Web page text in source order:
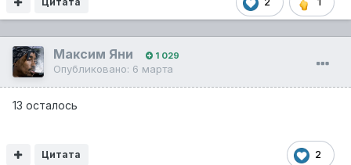
Максим Яни 1 029
Опубликовано: 6 марта
13 осталось
2
Цитата